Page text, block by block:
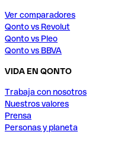
Ver comparadores
Qonto vs Revolut
Qonto vs Pleo
Qonto vs BBVA
VIDA EN QONTO
Trabaja con nosotros
Nuestros valores
Prensa
Personas y planeta